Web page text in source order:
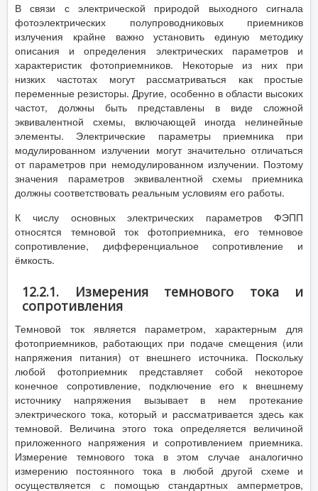
В связи с электрической природой выходного сигнала
фотоэлектрических полупроводниковых приемников
излучения крайне важно установить единую методику
описания и определения электрических параметров и
характеристик фотоприемников. Некоторые из них при
низких частотах могут рассматриваться как простые
переменные резисторы. Другие, особенно в области высоких
частот, должны быть представлены в виде сложной
эквивалентной схемы, включающей иногда нелинейные
элементы. Электрические параметры приемника при
модулированном излучении могут значительно отличаться
от параметров при немодулированном излучении. Поэтому
значения параметров эквивалентной схемы приемника
должны соответствовать реальным условиям его работы.
К числу основных электрических параметров ФЭПП
относятся темновой ток фотоприемника, его темновое
сопротивление, дифференциальное сопротивление и
ёмкость.
12.2.1. Измерения темнового тока и
сопротивления
Темновой ток является параметром, характерным для
фотоприемников, работающих при подаче смещения (или
напряжения питания) от внешнего источника. Поскольку
любой фотоприемник представляет собой некоторое
конечное сопротивление, подключение его к внешнему
источнику напряжения вызывает в нем протекание
электрического тока, который и рассматривается здесь как
темновой. Величина этого тока определяется величиной
приложенного напряжения и сопротивлением приемника.
Измерение темнового тока в этом случае аналогично
измерению постоянного тока в любой другой схеме и
осуществляется с помощью стандартных амперметров,